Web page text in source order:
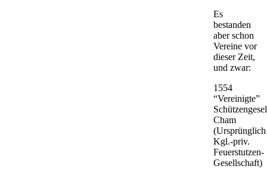
Es
bestanden
aber schon
Vereine vor
dieser Zeit,
und zwar:
1554
“Vereinigte”
Cham
(Ursprünglich
Kgl.-priv.
Feuerstutzen-
Gesellschaft)